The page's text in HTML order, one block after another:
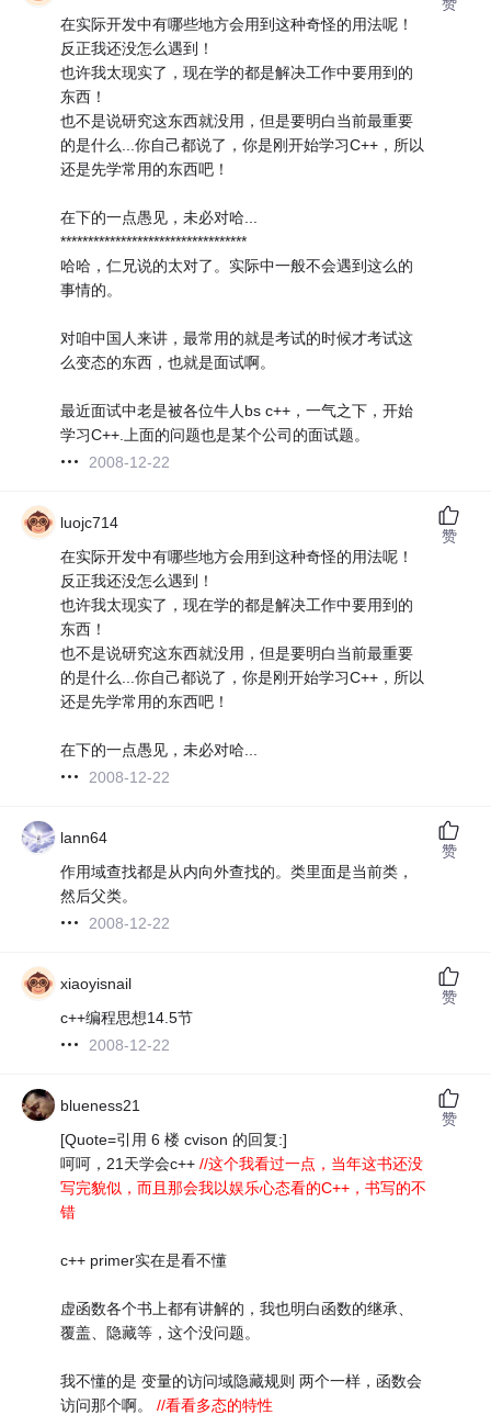
在实际开发中有哪些地方会用到这种奇怪的用法呢！
反正我还没怎么遇到！
也许我太现实了，现在学的都是解决工作中要用到的
东西！
也不是说研究这东西就没用，但是要明白当前最重要
的是什么...你自己都说了，你是刚开始学习C++，所以
还是先学常用的东西吧！
在下的一点愚见，未必对哈...
**********************************
哈哈，仁兄说的太对了。实际中一般不会遇到这么的
事情的。
对咱中国人来讲，最常用的就是考试的时候才考试这
么变态的东西，也就是面试啊。
最近面试中老是被各位牛人bs c++，一气之下，开始
学习C++.上面的问题也是某个公司的面试题。
2008-12-22
luojc714
在实际开发中有哪些地方会用到这种奇怪的用法呢！
反正我还没怎么遇到！
也许我太现实了，现在学的都是解决工作中要用到的
东西！
也不是说研究这东西就没用，但是要明白当前最重要
的是什么...你自己都说了，你是刚开始学习C++，所以
还是先学常用的东西吧！
在下的一点愚见，未必对哈...
2008-12-22
赞
lann64
作用域查找都是从内向外查找的。类里面是当前类，
然后父类。
2008-12-22
赞
xiaoyisnail
c++编程思想14.5节
2008-12-22
赞
blueness21
[Quote=引用 6 楼 cvison 的回复:]
呵呵，21天学会c++//这个我看过一点，当年这书还没
写完貌似，而且那会我以娱乐心态看的C++，书写的不
错
c++ primer实在是看不懂
虚函数各个书上都有讲解的，我也明白函数的继承、
覆盖、隐藏等，这个没问题。
我不懂的是 变量的访问域隐藏规则 两个一样，函数会
访问那个啊。//看看多态的特性
赞